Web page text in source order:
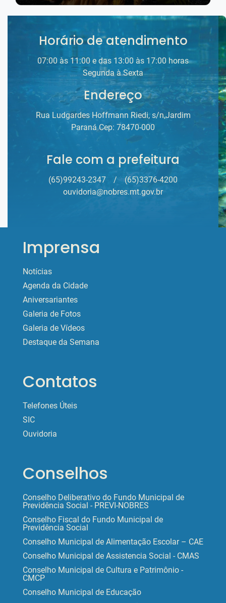
Horário de atendimento
07:00 às 11:00 e das 13:00 às 17:00 horas
Segunda à Sexta
Endereço
Rua Ludgardes Hoffmann Riedi, s/n,Jardim
Paraná Cep: 78470-000
Fale com a prefeitura
(65)99243-2347 /
(65)3376-4200
ouvidoria@nobres.mt.gov.br
Imprensa
Notícias
Agenda da Cidade
Aniversariantes
Galeria de Fotos
Galeria de Vídeos
Destaque da Semana
Contatos
Telefones Úteis
SIC
Ouvidoria
Conselhos
Conselho Deliberativo do Fundo Municipal de
Previdência Social - PREVI-NOBRES
Conselho Fiscal do Fundo Municipal de
Previdência Social
Conselho Municipal de Alimentação Escolar – CAE
Conselho Municipal de Assistencia Social - CMAS
Conselho Municipal de Cultura e Patrimônio -
CMCP
Conselho Municipal de Educação